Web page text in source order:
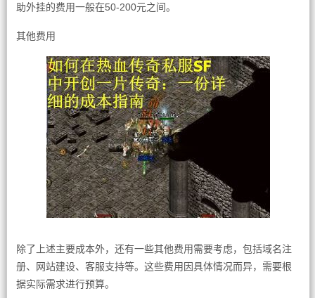
助外挂的费用一般在50-200元之间。
其他费用
除了上述主要成本外，还有一些其他费用需要考虑，包括域名注
册、网站建设、客服支持等。这些费用因具体情况而异，需要根
据实际需求进行预算。